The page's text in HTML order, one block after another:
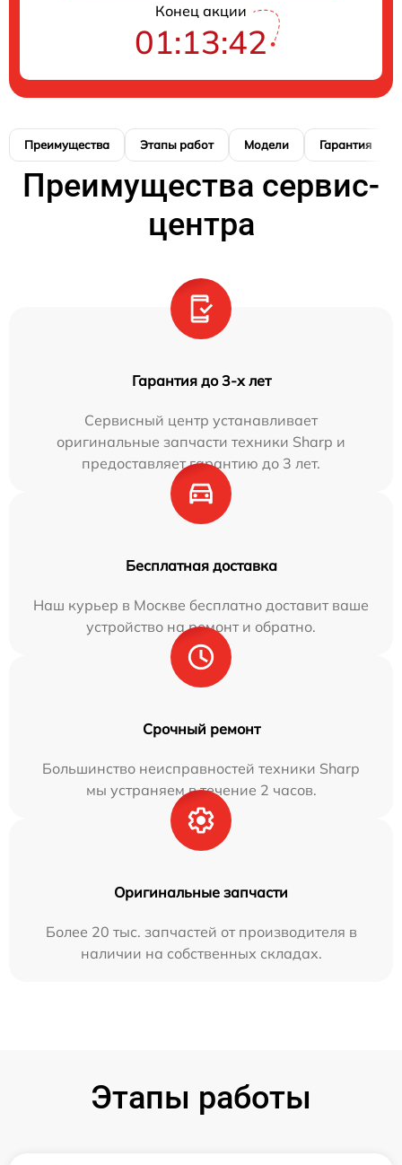
Конец акции
01:13:41
Преимущества Этапы работ Модели Гарантия
Преимущества сервис-
центра
Гарантия до 3-х лет
Сервисный центр устанавливает
оригинальные запчасти техники Sharp и
предоставляет гарантию до 3 лет.
Бесплатная доставка
Наш курьер в Москве бесплатно доставит ваше
устройство на ремонт и обратно.
Срочный ремонт
Большинство неисправностей техники Sharp
мы устраняем в течение 2 часов.
Оригинальные запчасти
Более 20 тыс. запчастей от производителя в
наличии на собственных складах.
Этапы работы